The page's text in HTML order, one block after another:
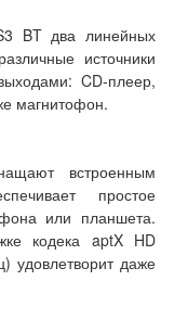
BT два линейных
источники
CD-плеер,
магнитофон.
встроенным
простое
или планшета.
кодека aptX HD
удовлетворит даже